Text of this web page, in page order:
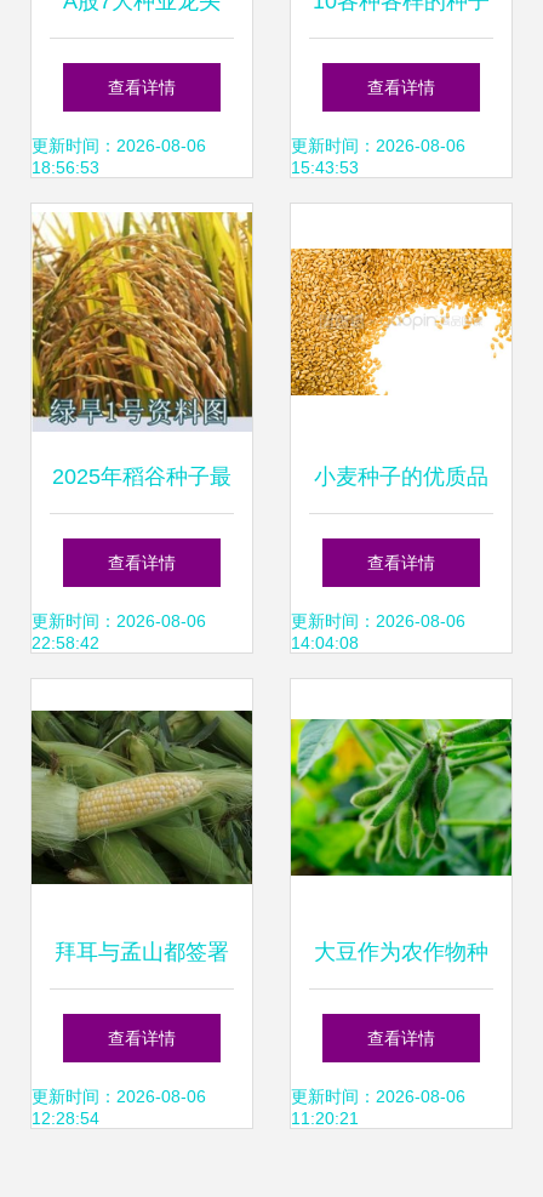
“种业振兴行动方
案”助力农业“芯”发
展
查看详情
更新时间：2026-08-06
18:56:53
ppt课件ppt
查看详情
更新时间：2026-08-06
15:43:53
2025年稻谷种子最
新参考 优质品种与
选购指南
查看详情
更新时间：2026-08-06
22:58:42
小麦种子的优质品
鉴与种植管理指南
查看详情
更新时间：2026-08-06
14:04:08
拜耳与孟山都签署
玉米种子处理剂协
议 农化行业合作新
查看详情
更新时间：2026-08-06
12:28:54
大豆作为农作物种
子的五大特征分析
查看详情
更新时间：2026-08-06
11:20:21